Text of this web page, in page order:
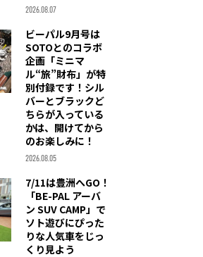
2026.08.07
ビーパル9月号は
SOTOとのコラボ
企画「ミニマ
ル“旅”財布」が特
別付録です！シル
バーとブラックど
ちらが入っている
かは、開けてから
のお楽しみに！
2026.08.05
7/11は豊洲へGO！
「BE-PAL アーバ
ン SUV CAMP」で
ソト遊びにぴった
りな人気車をじっ
くり見よう